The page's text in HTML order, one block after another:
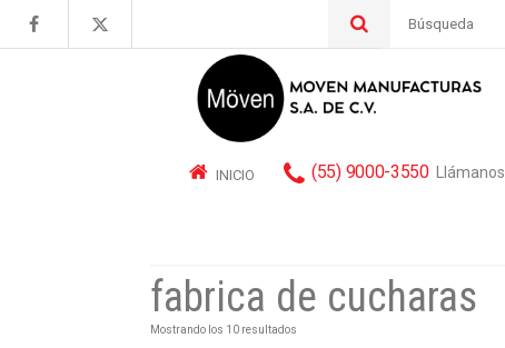
por:
INICIO (55) 9000-3550 Llámanos
fabrica de cucharas
Mostrando los 10 resultados